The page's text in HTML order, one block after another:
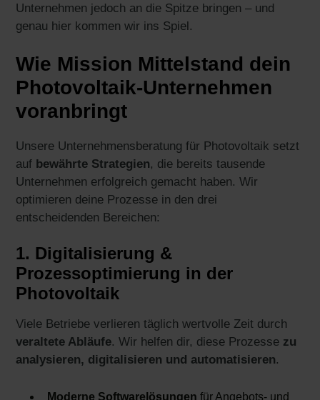
Unternehmen jedoch an die Spitze bringen – und
genau hier kommen wir ins Spiel.
Wie Mission Mittelstand dein
Photovoltaik-Unternehmen
voranbringt
Unsere Unternehmensberatung für Photovoltaik setzt
auf bewährte Strategien, die bereits tausende
Unternehmen erfolgreich gemacht haben. Wir
optimieren deine Prozesse in den drei
entscheidenden Bereichen:
1. Digitalisierung &
Prozessoptimierung in der
Photovoltaik
Viele Betriebe verlieren täglich wertvolle Zeit durch
veraltete Abläufe. Wir helfen dir, diese Prozesse zu
analysieren, digitalisieren und automatisieren.
Moderne Softwarelösungen für Angebots- und